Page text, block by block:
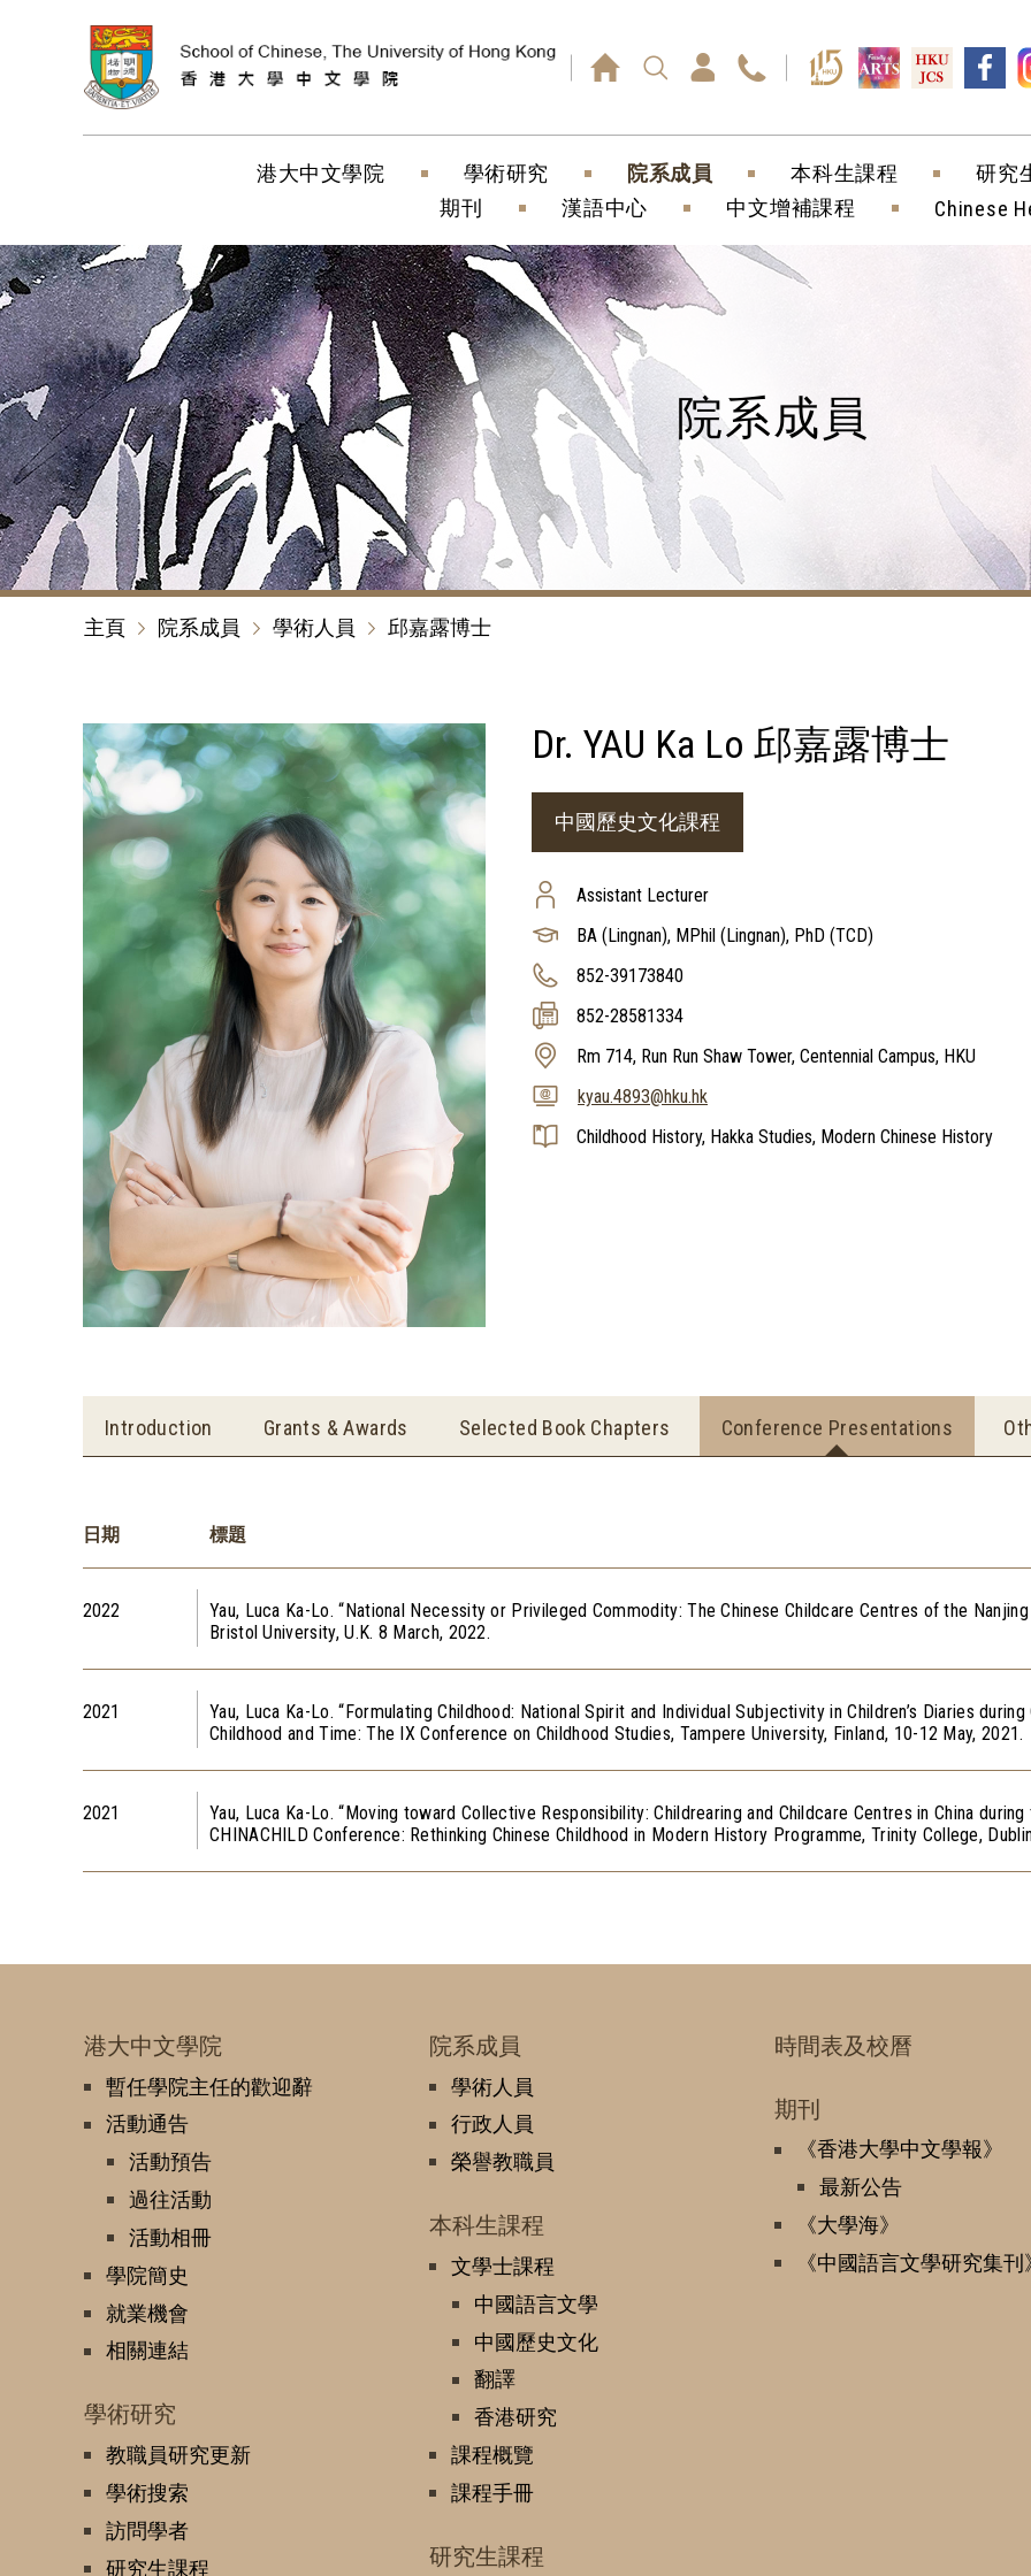
港大中文學院 學術研究 院系成員 本科生課程
研究
期刊
漢語中心 中文增補課程 Chinese
院系成員
主頁 院系成員 學術人員 邱嘉露博士
Dr. YAU Ka Lo 邱嘉露博士
中國歷史文化課程
Assistant Lecturer
BA (Lingnan), MPhil (Lingnan), PhD (TCD)
852-39173840
852-28581334
Rm 714, Run Run Shaw Tower, Centennial Campus, HKU
kyau.4893@hku.hk
Childhood History, Hakka Studies, Modern Chinese History
Introduction Grants & Awards Selected Book Chapters Conference Presentations
日期 標題
2022
Yau, Luca Ka-Lo. “National Necessity or Privileged Commodity: The Chinese Childcare Centres of the
Bristol University, U.K. 8 March, 2022.
2021
Yau, Luca Ka-Lo. “Formulating Childhood: National Spirit and Individual Subjectivity in Children’s Diaries
Childhood and Time: The IX Conference on Childhood Studies, Tampere University, Finland, 10-12 May, 2021.
2021
Yau, Luca Ka-Lo. “Moving toward Collective Responsibility: Childrearing and Childcare Centres in China
CHINACHILD Conference: Rethinking Chinese Childhood in Modern History Programme, Trinity College,
港大中文學院
暫任學院主任的歡迎辭
活動通告
活動預告
過往活動
活動相冊
學院簡史
就業機會
相關連結
學術研究
教職員研究更新
學術搜索
訪問學者
研究生課程
院系成員
學術人員
行政人員
榮譽教職員
本科生課程
文學士課程
中國語言文學
中國歷史文化
翻譯
香港研究
課程概覽
課程手冊
研究生課程
時間表及校曆
期刊
《香港大學中文學報》
最新公告
《大學海》
《中國語言文學研究集刊